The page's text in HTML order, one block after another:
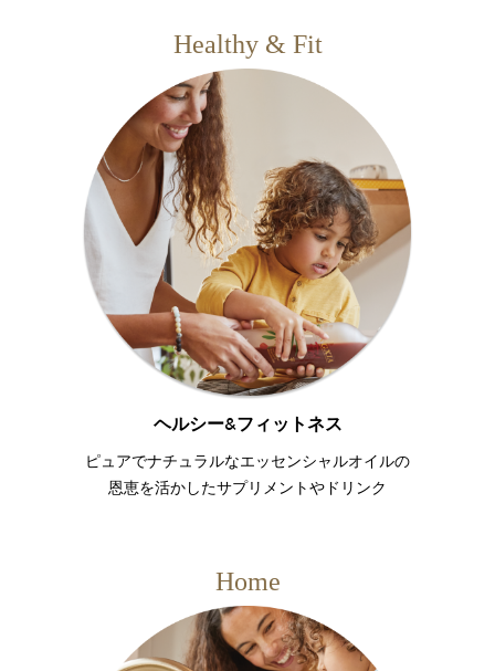
Healthy & Fit
ヘルシー&フィットネス
ピュアでナチュラルなエッセンシャルオイルの
恩恵を活かしたサプリメントやドリンク
Home